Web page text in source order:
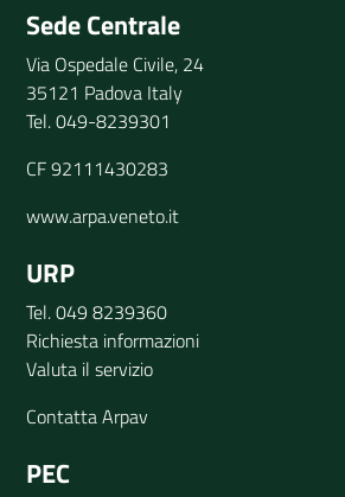
Sede Centrale
Via Ospedale Civile, 24
35121 Padova Italy
Tel. 049-8239301
CF 92111430283
www.arpa.veneto.it
URP
Tel. 049 8239360
Richiesta informazioni
Valuta il servizio
Contatta Arpav
PEC